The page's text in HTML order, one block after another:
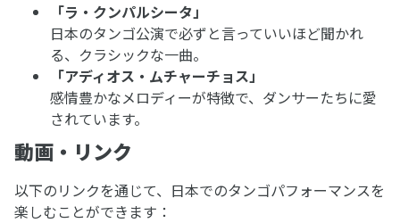
「ラ・クンパルシータ」
日本のタンゴ公演で必ずと言っていいほど聞かれ
る、クラシックな一曲。
「アディオス・ムチャーチョス」
感情豊かなメロディーが特徴で、ダンサーたちに愛
されています。
動画・リンク
以下のリンクを通じて、日本でのタンゴパフォーマンスを
楽しむことができます：